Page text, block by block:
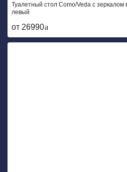
Туалетный стол Como/Veda с
левый
от 26990